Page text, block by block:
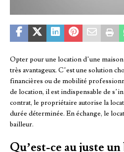
Opter pour une location d’une
très avantageux. C’est une solution
financières ou de mobilité
de location, il est indispensable de
contrat, le propriétaire autorise la
durée déterminée. En échange, le
bailleur.
Qu’est-ce au juste